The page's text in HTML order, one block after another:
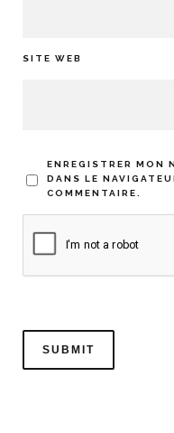
SITE WEB
ENREGISTRER MON
DANS LE
COMMENTAIRE.